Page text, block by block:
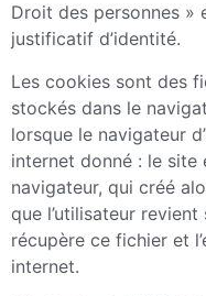
Droit des personnes »
justificatif d’identité.
Les cookies sont des
stockés dans le
lorsque le navigateur
internet donné : le site
navigateur, qui créé
que l’utilisateur
récupère ce fichier et
internet.